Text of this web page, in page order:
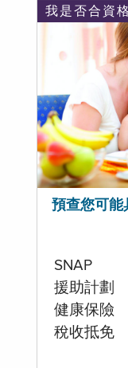
我是否合資
預查您可能
SNAP
援助計劃
健康保險
稅收抵免